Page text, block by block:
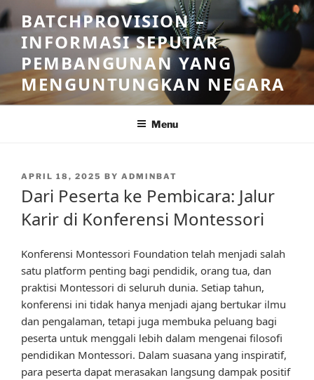
Skip
to
content
BATCHPROVISION –
INFORMASI SEPUTAR
PEMBANGUNAN YANG
MENGUNTUNGKAN NEGARA
Menu
POSTED
APRIL 18, 2025 BY ADMINBAT
Dari Peserta ke Pembicara: Jalur
Karir di Konferensi Montessori
Konferensi Montessori Foundation telah menjadi salah
satu platform penting bagi pendidik, orang tua, dan
praktisi Montessori di seluruh dunia. Setiap tahun,
konferensi ini tidak hanya menjadi ajang bertukar ilmu
dan pengalaman, tetapi juga membuka peluang bagi
peserta untuk menggali lebih dalam mengenai filosofi
pendidikan Montessori. Dalam suasana yang inspiratif,
para peserta dapat merasakan langsung dampak positif